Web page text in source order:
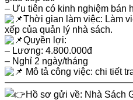
– Ưu tiên có kinh nghiệm bán
Thời gian làm việc: Làm
xếp của quản lý nhà sách.
Quyền lợi:
– Lương: 4.800.000đ
– Nghỉ 2 ngày/tháng
Mô tả công việc: chi tiết
Hồ sơ gửi về: Nhà Sách